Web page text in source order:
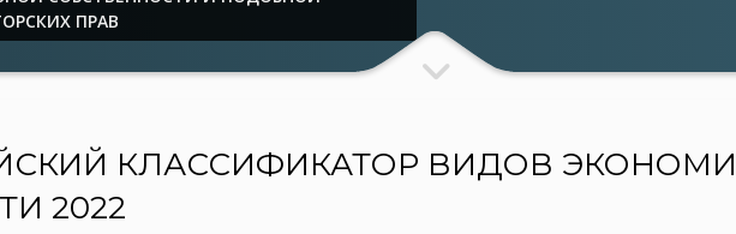
ПРАВ
КЛАССИФИКАТОР ВИДОВ
2022